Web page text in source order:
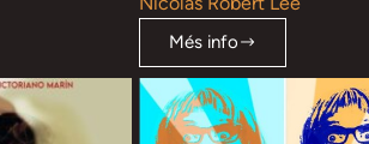
Més info